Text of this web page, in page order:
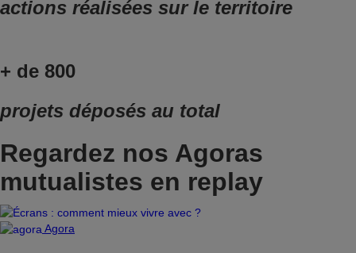
actions réalisées sur le territoire
+ de 800
projets déposés au total
Regardez nos Agoras
mutualistes en replay
Agora